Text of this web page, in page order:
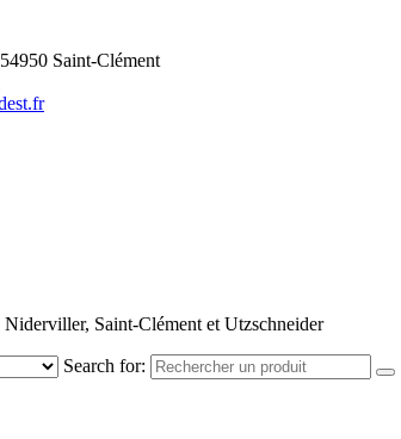
Saint-Clément
Saint-Clément et Utzschneider
Search for: